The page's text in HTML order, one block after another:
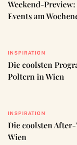
Weekend-
Events am
INSPIRATION
Die coolsten
Poltern in Wien
INSPIRATION
Die coolsten
Wien